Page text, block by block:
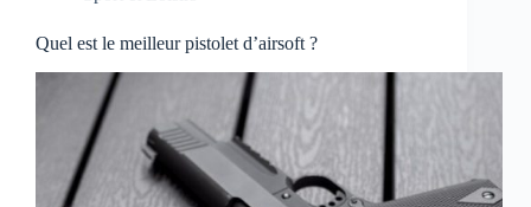
Quel est le meilleur pistolet d’airsoft ?